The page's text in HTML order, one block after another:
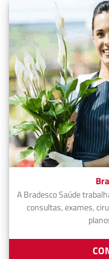
A Bradesco Saúde
consultas, exames,